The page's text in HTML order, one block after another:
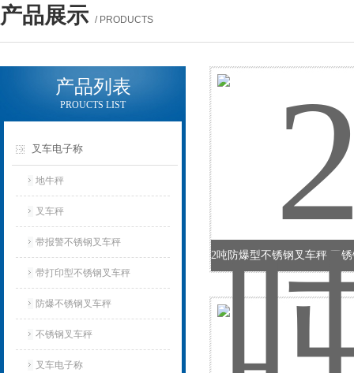
产品展示 / PRODUCTS
产品列表
PROUCTS LIST
叉车电子称
地牛秤
叉车秤
带报警不锈钢叉车秤
带打印型不锈钢叉车秤
防爆不锈钢叉车秤
不锈钢叉车秤
叉车电子称